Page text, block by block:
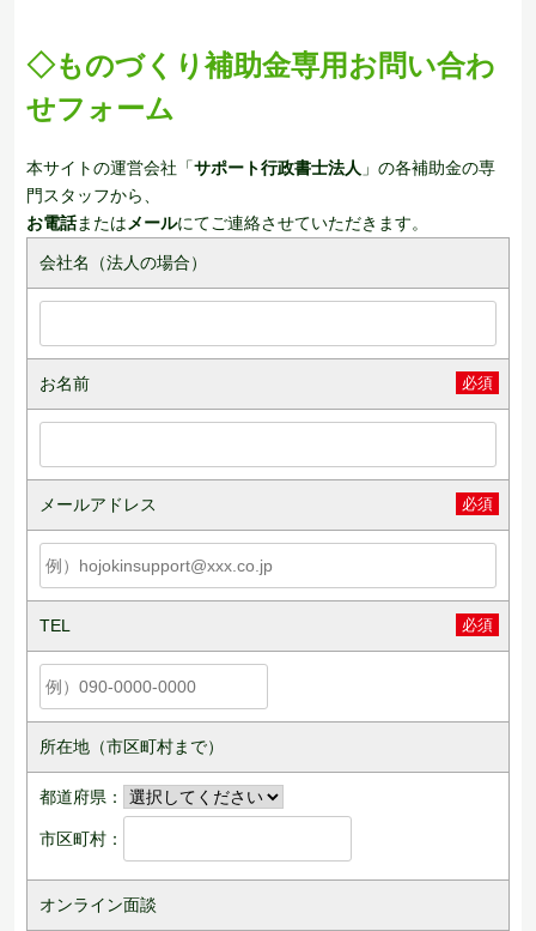
◇ものづくり補助金専用お問い合わ
せフォーム
本サイトの運営会社「サポート行政書士法人 」の各補助金の専
門スタッフから、
お電話または メールにてご連絡させていただきます。
会社名（法人の場合）
お名前 必須
メールアドレス 必須
TEL 必須
所在地（市区町村まで）
都道府県：
市区町村：
オンライン面談